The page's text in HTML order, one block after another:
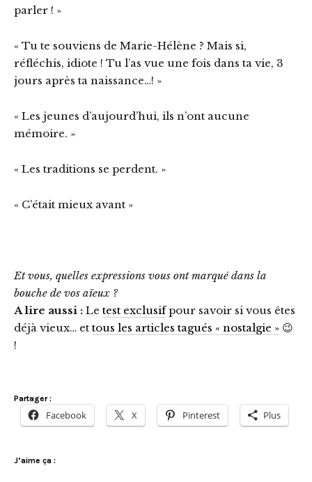
parler ! »
« Tu te souviens de Marie-Hélène ? Mais si,
réfléchis, idiote ! Tu l’as vue une fois dans ta vie, 3
jours après ta naissance…! »
« Les jeunes d’aujourd’hui, ils n’ont aucune
mémoire. »
« Les traditions se perdent. »
« C’était mieux avant »
Et vous, quelles expressions vous ont marqué dans la
bouche de vos aïeux ?
A lire aussi : Le test exclusifpour savoir si vous êtes
déjà vieux… et tous les articles tagués « nostalgie » 😉
!
Partager :
Facebook X Pinterest Plus
J’aime ça :